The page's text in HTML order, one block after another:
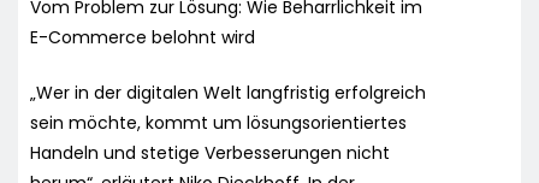
Vom Problem zur Lösung: Wie Beharrlichkeit im
E-Commerce belohnt wird
„Wer in der digitalen Welt langfristig erfolgreich
sein möchte, kommt um lösungsorientiertes
Handeln und stetige Verbesserungen nicht